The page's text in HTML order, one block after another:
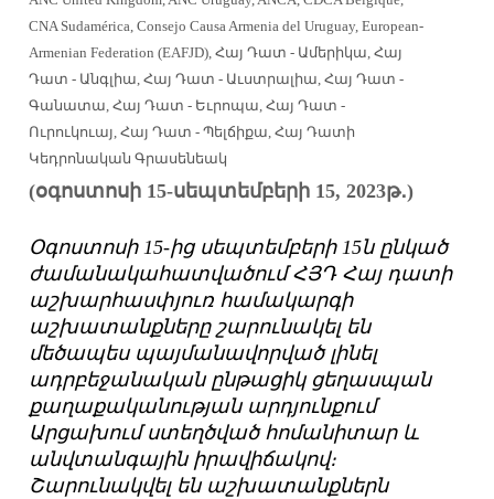
CNA Sudamérica,Consejo Causa Armenia del Uruguay,European-
Armenian Federation (EAFJD),Հայ Դատ - Ամերիկա,Հայ
Դատ - Անգլիա,Հայ Դատ - Աւստրալիա,Հայ Դատ -
Գանատա,Հայ Դատ - Եւրոպա,Հայ Դատ -
Ուրուկուայ,Հայ Դատ - Պելճիքա,Հայ Դատի
Կեդրոնական Գրասենեակ
(օգոստոսի 15-սեպտեմբերի 15, 2023թ․)
Օգոստոսի 15-ից սեպտեմբերի 15ն ընկած
ժամանակահատվածում ՀՅԴ Հայ դատի
աշխարհասփյուռ համակարգի
աշխատանքները շարունակել են
մեծապես պայմանավորված լինել
ադրբեջանական ընթացիկ ցեղասպան
քաղաքականության արդյունքում
Արցախում ստեղծված հոմանիտար և
անվտանգային իրավիճակով։
Շարունակվել են աշխատանքներն